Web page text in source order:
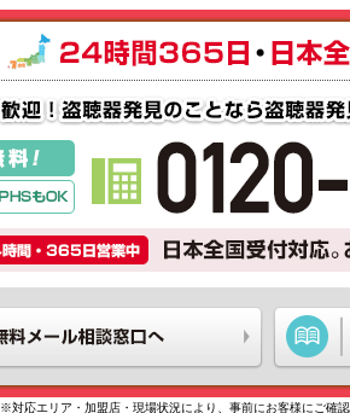
※対応エリア・加盟店・現場状況により、事前にお客様にご確